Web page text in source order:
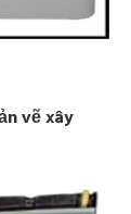
vẽ xây